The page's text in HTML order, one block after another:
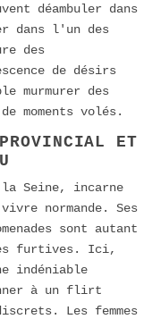
déambuler dans
dans l'un des
des
de désirs
murmurer des
moments volés.
ET
la Seine, incarne
normande. Ses
sont autant
furtives. Ici,
indéniable
à un flirt
Les femmes